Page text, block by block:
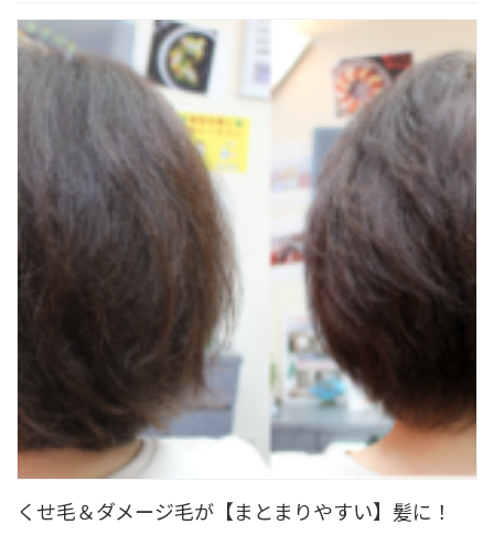
くせ毛＆ダメージ毛が【まとまりやすい】髪に！